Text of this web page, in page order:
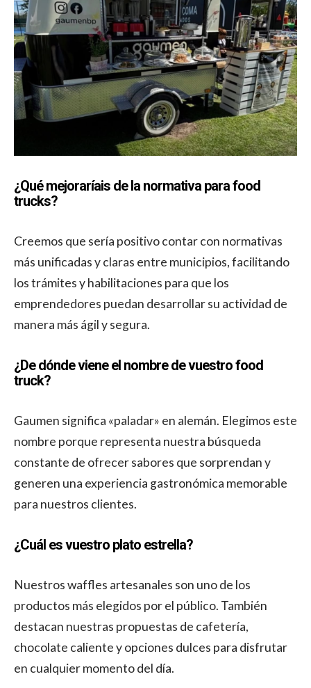
¿Qué mejoraríais de la normativa para food
trucks?
Creemos que sería positivo contar con normativas
más unificadas y claras entre municipios, facilitando
los trámites y habilitaciones para que los
emprendedores puedan desarrollar su actividad de
manera más ágil y segura.
¿De dónde viene el nombre de vuestro food
truck?
Gaumen significa «paladar» en alemán. Elegimos este
nombre porque representa nuestra búsqueda
constante de ofrecer sabores que sorprendan y
generen una experiencia gastronómica memorable
para nuestros clientes.
¿Cuál es vuestro plato estrella?
Nuestros waffles artesanales son uno de los
productos más elegidos por el público. También
destacan nuestras propuestas de cafetería,
chocolate caliente y opciones dulces para disfrutar
en cualquier momento del día.